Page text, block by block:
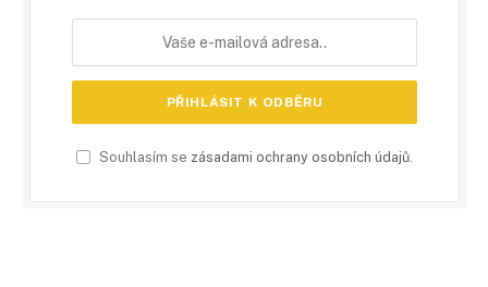
Souhlasím se zásadami ochrany osobních údajů